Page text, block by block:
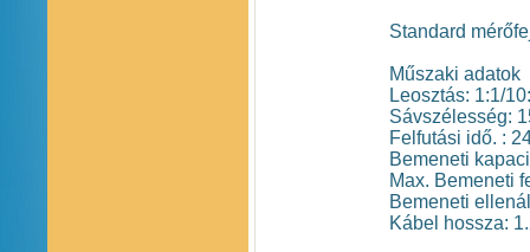
Standard
Műszaki adatok
Leosztás: 1:1/
Sávszélesség:
Felfutási idő. :
Bemeneti
Max. Bemeneti
Bemeneti
Kábel hossza: